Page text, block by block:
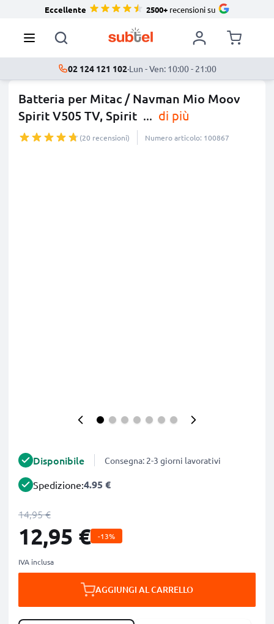
Eccellente 2500+recensioni su
02 124 121 102·Lun - Ven: 10:00 - 21:00
Batteria per Mitac / Navman Mio Moov
Spirit V505 TV, Spirit ... di più
(20 recensioni) Numero articolo: 100867
Disponibile Consegna: 2-3 giorni lavorativi
Spedizione:4.95 €
14,95 €
12,95 € -13%
IVA inclusa
AGGIUNGI AL CARRELLO